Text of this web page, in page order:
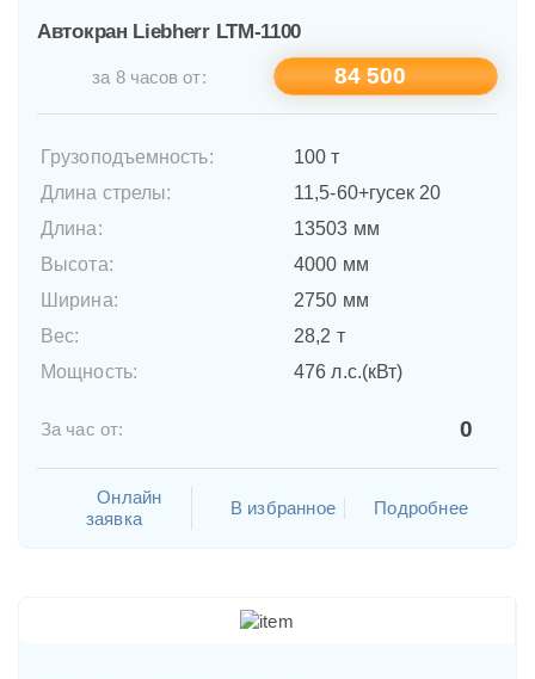
Автокран Liebherr LTM-1100
за 8 часов от: 84 500
Грузоподъемность:
100 т
Длина стрелы:
11,5-60+гусек 20
Длина:
13503 мм
Высота:
4000 мм
Ширина:
2750 мм
Вес:
28,2 т
Мощность:
476 л.с.(кВт)
За час от: 0
Онлайн
заявка
В избранное Подробнее